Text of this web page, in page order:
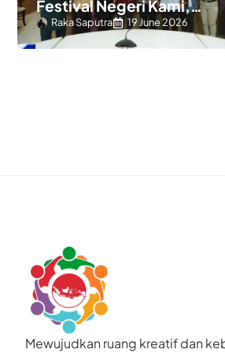
Festival Negeri Kami,
Peluang Besar Satukan
Budaya Seluruh Provinsi
Raka Saputra 19 June 2026
Mewujudkan ruang kreatif dan